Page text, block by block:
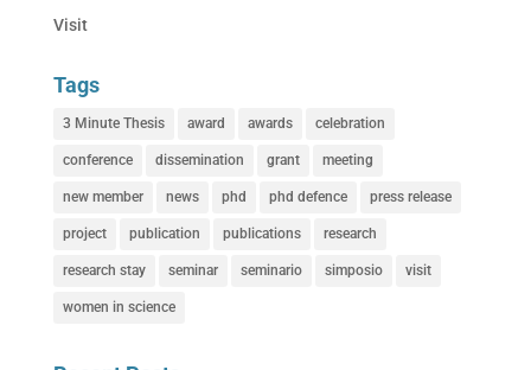
Visit
Tags
3 Minute Thesis award awards celebration
conference dissemination grant meeting
new member news phd phd defence press release
project publication publications research
research stay seminar seminario simposio visit
women in science